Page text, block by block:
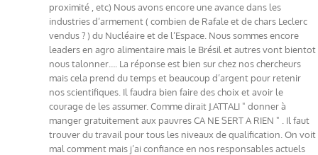
proximité , etc) Nous avons encore une avance dans les
industries d’armement ( combien de Rafale et de chars Leclerc
vendus ? ) du Nucléaire et de l’Espace. Nous sommes encore
leaders en agro alimentaire mais le Brésil et autres vont bientot
nous talonner…. La réponse est bien sur chez nos chercheurs
mais cela prend du temps et beaucoup d’argent pour retenir
nos scientifiques. Il faudra bien faire des choix et avoir le
courage de les assumer. Comme dirait J.ATTALI " donner à
manger gratuitement aux pauvres CA NE SERT A RIEN " . Il faut
trouver du travail pour tous les niveaux de qualification. On voit
mal comment mais j’ai confiance en nos responsables actuels